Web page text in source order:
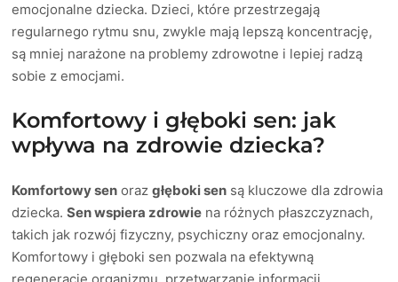
emocjonalne dziecka. Dzieci, które przestrzegają
regularnego rytmu snu, zwykle mają lepszą koncentrację,
są mniej narażone na problemy zdrowotne i lepiej radzą
sobie z emocjami.
Komfortowy i głęboki sen: jak
wpływa na zdrowie dziecka?
Komfortowy sen orazgłęboki sen są kluczowe dla zdrowia
dziecka.Sen wspiera zdrowie na różnych płaszczyznach,
takich jak rozwój fizyczny, psychiczny oraz emocjonalny.
Komfortowy i głęboki sen pozwala na efektywną